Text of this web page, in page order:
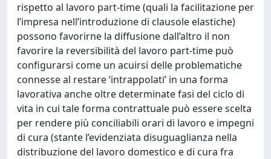
rispetto al lavoro part-time (quali la facilitazione per
l’impresa nell’introduzione di clausole elastiche)
possono favorirne la diffusione dall’altro il non
favorire la reversibilità del lavoro part-time può
configurarsi come un acuirsi delle problematiche
connesse al restare ‘intrappolati’ in una forma
lavorativa anche oltre determinate fasi del ciclo di
vita in cui tale forma contrattuale può essere scelta
per rendere più conciliabili orari di lavoro e impegni
di cura (stante l’evidenziata disuguaglianza nella
distribuzione del lavoro domestico e di cura fra